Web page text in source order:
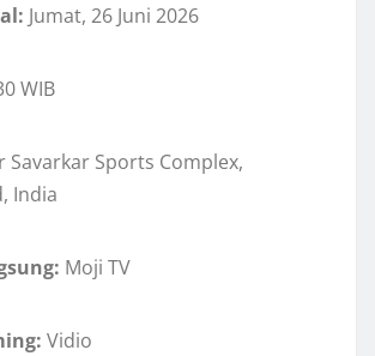
Jumat, 26 Juni 2026
WIB
Savarkar Sports Complex,
India
Moji TV
Vidio